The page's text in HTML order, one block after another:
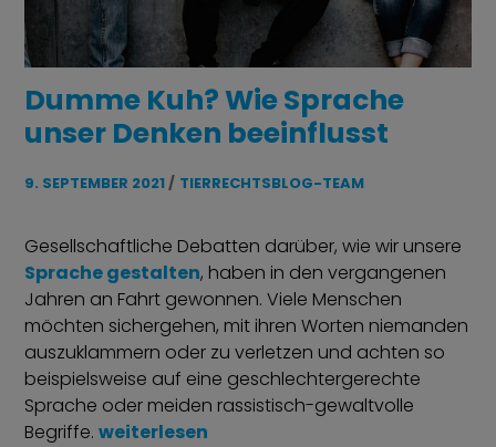
Dumme Kuh? Wie Sprache
unser Denken beeinflusst
9. SEPTEMBER 2021 TIERRECHTSBLOG-TEAM
Gesellschaftliche Debatten darüber, wie wir unsere
Sprache gestalten, haben in den vergangenen
Jahren an Fahrt gewonnen. Viele Menschen
möchten sichergehen, mit ihren Worten niemanden
auszuklammern oder zu verletzen und achten so
beispielsweise auf eine geschlechtergerechte
Sprache oder meiden rassistisch-gewaltvolle
Begriffe.„Dumme Kuh? Wie Sprache unser Denken
weiterlesen